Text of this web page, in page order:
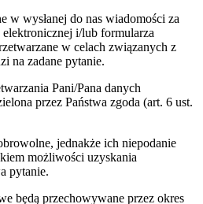
w wysłanej do nas wiadomości za
i/lub formularza
w celach związanych z
na zadane pytanie.
Pani/Pana danych
przez Państwa zgoda (art. 6 ust.
jednakże ich niepodanie
możliwości uzyskania
pytanie.
będą przechowywane przez okres